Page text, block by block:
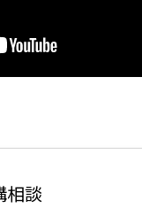
相談